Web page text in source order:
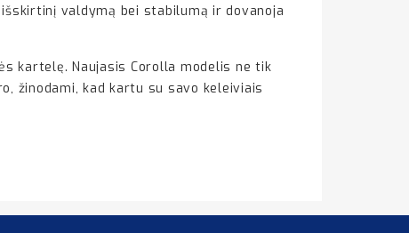
valdymą bei stabilumą ir dovanoja
kartelę. Naujasis Corolla modelis ne tik
žinodami, kad kartu su savo keleiviais